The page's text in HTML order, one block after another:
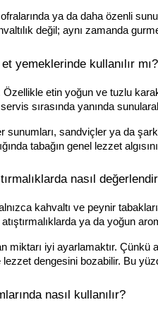
ya da daha özenli
değil; aynı zamanda
yemeklerinde kullanılır mı?
Özellikle etin yoğun ve tuzlu
sırasında yanında
sunumları, sandviçler ya da
tabağın genel lezzet
nasıl
kahvaltı ve peynir
atıştırmalıklarda ya da yoğun
miktarı iyi ayarlamaktır. Çünkü
lezzet dengesini bozabilir. Bu
nasıl kullanılır?